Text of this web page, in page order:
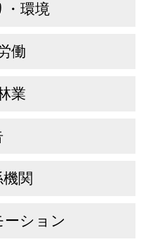
・環境
働
業
関
ション